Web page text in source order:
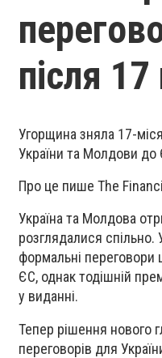
після
Угорщина зняла 17-
України та Молдови до
Про це пише The
Україна та Молдова
розглядалися спільно.
формальні переговори
ЄС, однак тодішній
у виданні.
Тепер рішення нового
переговорів для